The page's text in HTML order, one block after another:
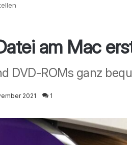
am Mac
DVD-ROMs ganz
2021 1